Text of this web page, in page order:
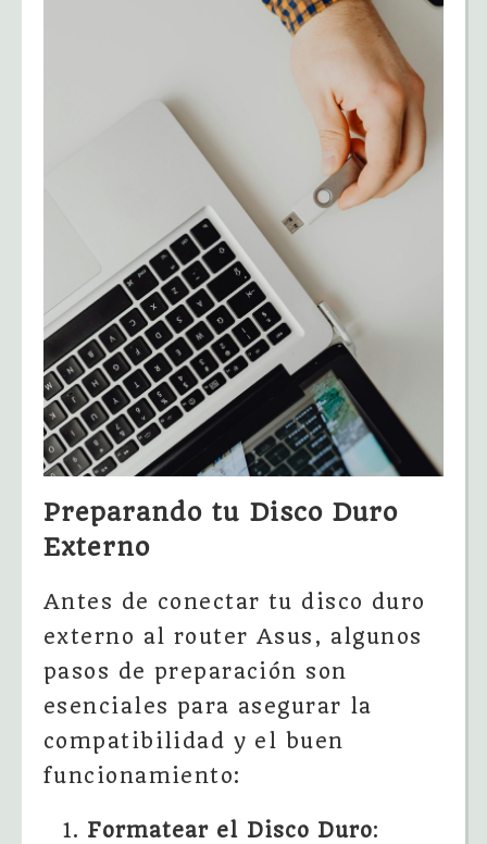
Preparando tu Disco Duro
Externo
Antes de conectar tu disco duro
externo al router Asus, algunos
pasos de preparación son
esenciales para asegurar la
compatibilidad y el buen
funcionamiento:
Formatear el Disco Duro: